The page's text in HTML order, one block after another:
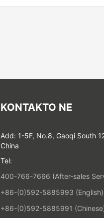
KONTAKTO NE
Add: 1-5F, No.8, Gaoqi South
China
Tel:
400-766-7666 (After-sales
+86-(0)592-5885993 (English)
+86-(0)592-5885991